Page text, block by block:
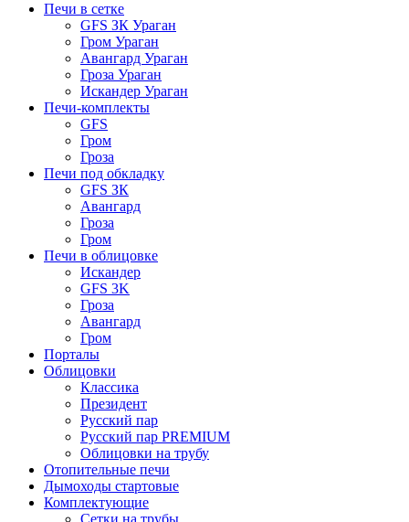
Печи в сетке
GFS ЗК Ураган
Гром Ураган
Авангард Ураган
Гроза Ураган
Искандер Ураган
Печи-комплекты
GFS
Гром
Гроза
Печи под обкладку
GFS ЗК
Авангард
Гроза
Гром
Печи в облицовке
Искандер
GFS 3K
Гроза
Авангард
Гром
Порталы
Облицовки
Классика
Президент
Русский пар
Русский пар PREMIUM
Облицовки на трубу
Отопительные печи
Дымоходы стартовые
Комплектующие